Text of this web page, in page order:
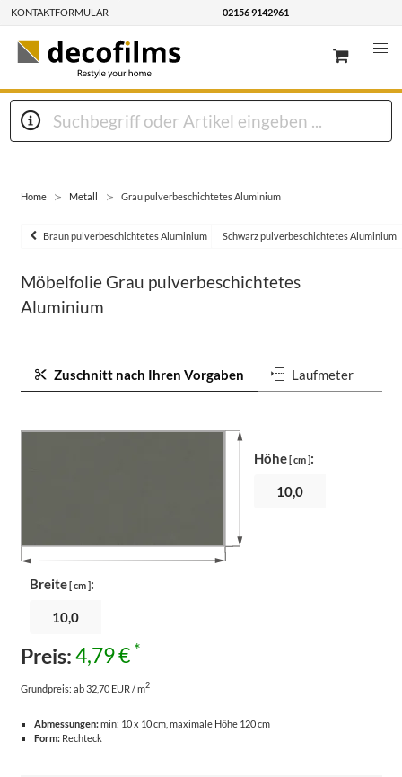
KONTAKTFORMULAR 02156 9142961
Home Metall Grau pulverbeschichtetes Aluminium
Braun pulverbeschichtetes Aluminium Schwarz pulverbeschichtetes Aluminium
Möbelfolie Grau pulverbeschichtetes
Aluminium
Zuschnitt nach Ihren Vorgaben Laufmeter
Breite[ cm ]:
Höhe[ cm ]:
Preis:4,79 € *
Grundpreis: ab 32,70 EUR / m2
Abmessungen:min: 10 x 10 cm, maximale Höhe 120 cm
Form:Rechteck